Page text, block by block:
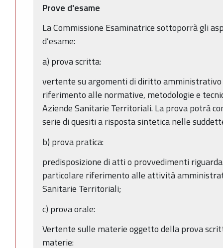
Prove d'esame
La Commissione Esaminatrice sottoporrà gli
d’esame:
a) prova scritta:
vertente su argomenti di diritto
riferimento alle normative, metodologie e
Aziende Sanitarie Territoriali. La prova potrà
serie di quesiti a risposta sintetica nelle
b) prova pratica:
predisposizione di atti o provvedimenti
particolare riferimento alle attività
Sanitarie Territoriali;
c) prova orale:
Vertente sulle materie oggetto della prova
materie: